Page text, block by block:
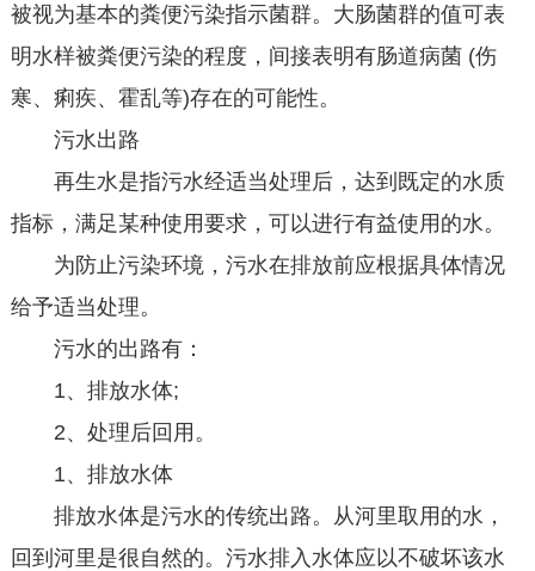
被视为基本的粪便污染指示菌群。大肠菌群的值可表
明水样被粪便污染的程度，间接表明有肠道病菌 (伤
寒、痢疾、霍乱等)存在的可能性。
污水出路
再生水是指污水经适当处理后，达到既定的水质
指标，满足某种使用要求，可以进行有益使用的水。
为防止污染环境，污水在排放前应根据具体情况
给予适当处理。
污水的出路有：
1、排放水体;
2、处理后回用。
1、排放水体
排放水体是污水的传统出路。从河里取用的水，
回到河里是很自然的。污水排入水体应以不破坏该水